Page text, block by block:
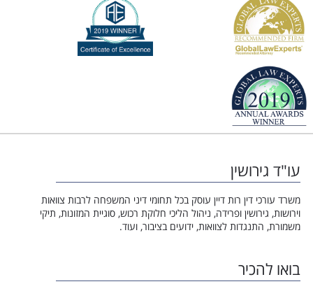
עו"ד גירושין
משרד עורכי דין רות דיין עוסק בכל תחומי דיני המשפחה לרבות צוואות
וירושות, גירושין ופרידה, ניהול הליכי חלוקת רכוש, סוגיית המזונות, תיקי
משמורת, התנגדות לצוואות, ידועים בציבור, ועוד.
בואו להכיר